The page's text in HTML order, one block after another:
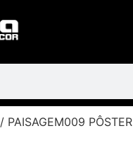
/ PAISAGEM009 PÔSTER